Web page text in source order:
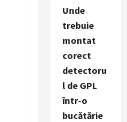
Unde
trebuie
montat
corect
detectoru
l de GPL
într-o
bucătărie